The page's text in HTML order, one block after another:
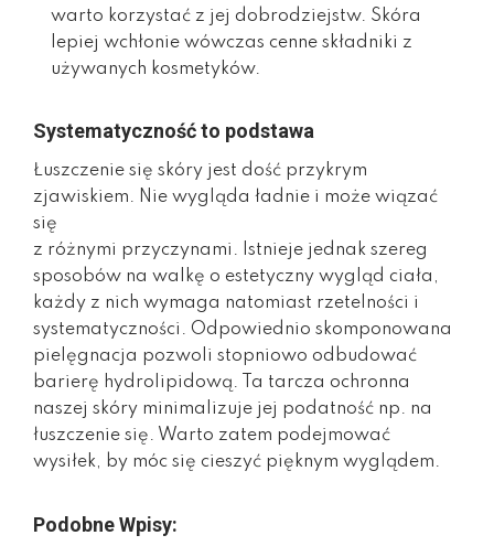
warto korzystać z jej dobrodziejstw. Skóra
lepiej wchłonie wówczas cenne składniki z
używanych kosmetyków.
Systematyczność to podstawa
Łuszczenie się skóry jest dość przykrym
zjawiskiem. Nie wygląda ładnie i może wiązać
się
z różnymi przyczynami. Istnieje jednak szereg
sposobów na walkę o estetyczny wygląd ciała,
każdy z nich wymaga natomiast rzetelności i
systematyczności. Odpowiednio skomponowana
pielęgnacja pozwoli stopniowo odbudować
barierę hydrolipidową. Ta tarcza ochronna
naszej skóry minimalizuje jej podatność np. na
łuszczenie się. Warto zatem podejmować
wysiłek, by móc się cieszyć pięknym wyglądem.
Podobne Wpisy: